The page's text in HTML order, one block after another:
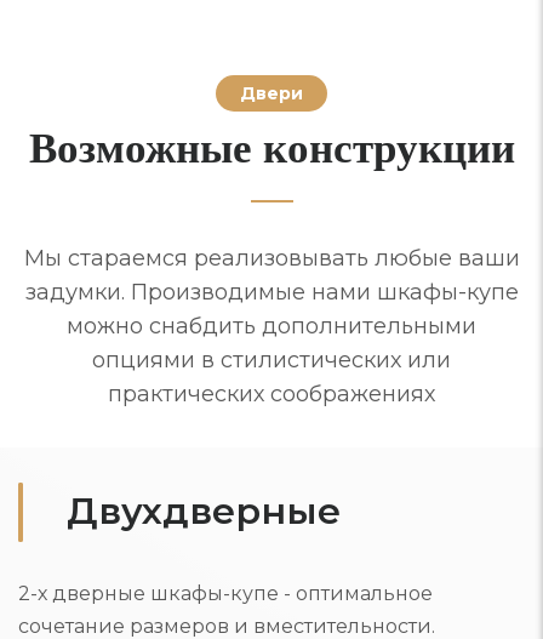
Двери
Возможные конструкции
Мы стараемся реализовывать любые ваши
задумки. Производимые нами шкафы-купе
можно снабдить дополнительными
опциями в стилистических или
практических соображениях
Двухдверные
2-х дверные шкафы-купе - оптимальное
сочетание размеров и вместительности.